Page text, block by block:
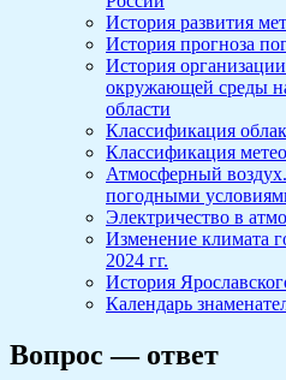
История развития
История прогноза
История
окружающей среды
области
Классификация
Классификация
Атмосферный воздух.
погодными
Электричество в
Изменение климата
2024 гг.
История
Календарь
Вопрос — ответ